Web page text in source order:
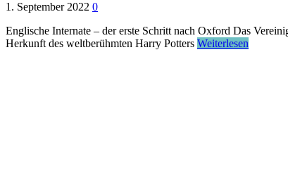
1. September 2022 0
Englische Internate – der erste Schritt nach Oxford Das
Herkunft des weltberühmten Harry Potters Weiterlesen